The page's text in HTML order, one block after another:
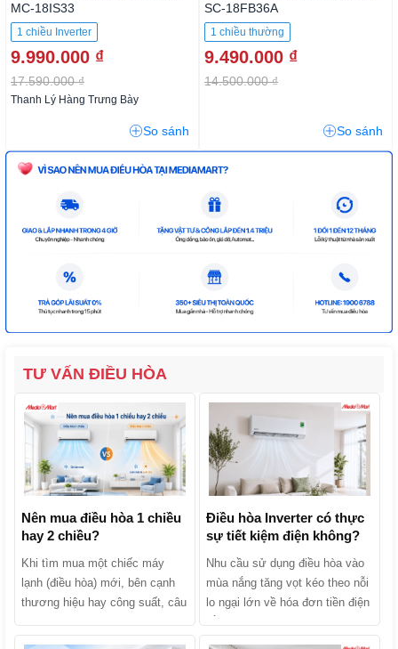
MC-18IS33
1 chiều Inverter
9.990.000 ₫
17.590.000 ₫
Thanh Lý Hàng Trưng Bày
So sánh
SC-18FB36A
1 chiều thường
9.490.000 ₫
14.500.000 ₫
So sánh
TƯ VẤN ĐIỀU HÒA
Nên mua điều hòa 1 chiều
hay 2 chiều?
Khi tìm mua một chiếc máy
lạnh (điều hòa) mới, bên cạnh
thương hiệu hay công suất, câu
Điều hòa Inverter có thực
sự tiết kiệm điện không?
Nhu cầu sử dụng điều hòa vào
mùa nắng tăng vọt kéo theo nỗi
lo ngại lớn về hóa đơn tiền điện